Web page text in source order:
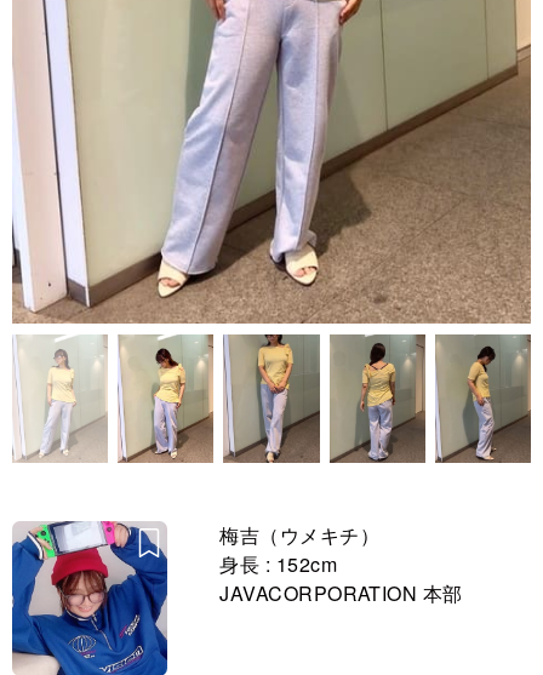
梅吉（ウメキチ）
身長 : 152cm
JAVACORPORATION 本部